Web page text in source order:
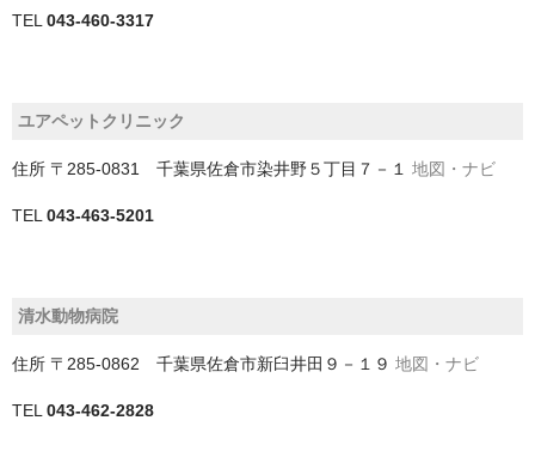
入間市
入間郡毛呂山町
入間郡越生町
八潮市
北本市
北葛飾郡杉戸町
TEL 043-460-3317
ユアペットクリニック
住所 〒285-0831 千葉県佐倉市染井野５丁目７－１ 地図・ナビ
TEL 043-463-5201
清水動物病院
住所 〒285-0862 千葉県佐倉市新臼井田９－１９ 地図・ナビ
TEL 043-462-2828